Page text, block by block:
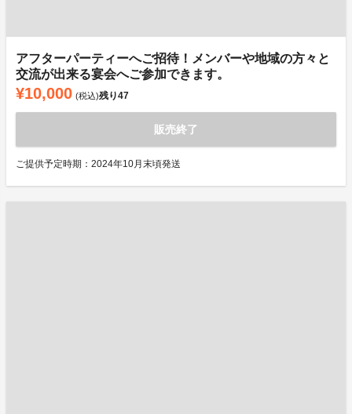
アフターパーティーへご招待！メンバーや地域の方々と
交流が出来る宴会へご参加できます。
¥10,000 (税込)残り47
販売終了
ご提供予定時期：2024年10月末頃発送